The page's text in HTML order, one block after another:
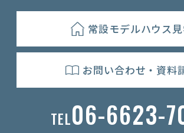
常設モデルハウス
お問い合わせ・資料
TEL06-6623-